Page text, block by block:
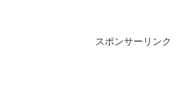
スポンサーリンク